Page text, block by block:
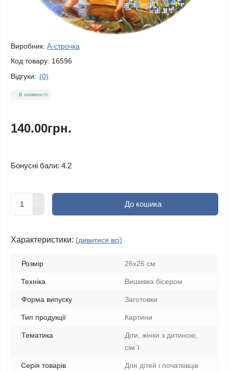
Виробник: А-строчка
Код товару: 16596
Відгуки: (0)
В наявності
140.00грн.
Бонусні бали: 4.2
До кошика
Характеристики: (дивитися всі)
Розмір 26х26 см
Техніка Вишивка бісером
Форма випуску Заготовки
Тип продукції Картини
Тематика
Діти, жінки з дитиною,
сім`ї
Серія товарів Для дітей і початківців